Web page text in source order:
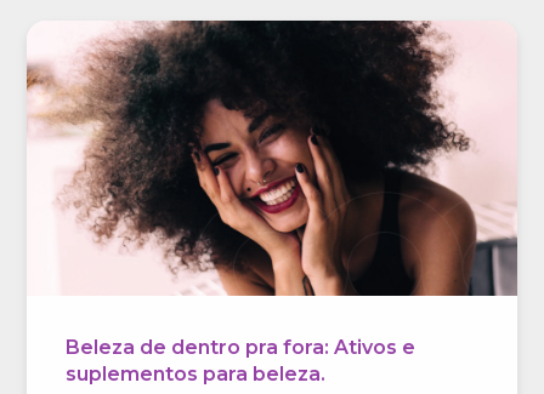
Beleza de dentro pra fora: Ativos e
suplementos para beleza.